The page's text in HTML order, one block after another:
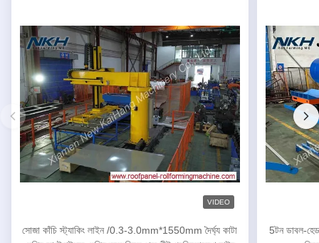
VIDEO
সোজা কাঁচি স্ট্যাকিং লাইন /0.3-3.0mm*1550mm দৈর্ঘ্য কাটা
5টন ডাবল-